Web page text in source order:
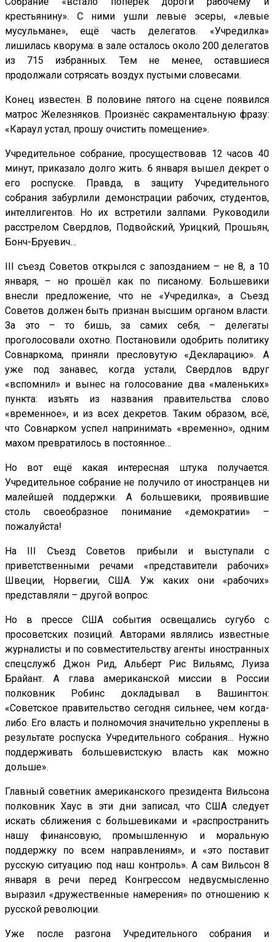
крестьянину». С ними ушли левые эсеры, «левые
мусульмане», ещё часть делегатов. «Учредилка»
лишилась кворума: в зале осталось около 200 делегатов
из 715 избранных. Тем не менее, оставшиеся
продолжали сотрясать воздух пустыми словесами.
Конец известен. В половине пятого на сцене появился
матрос Железняков. Произнёс сакраментальную фразу:
«Караул устал, прошу очистить помещение».
Учредительное собрание, просуществовав 12 часов 40
минут, приказало долго жить. 6 января вышел декрет о
его роспуске. Правда, в защиту Учредительного
собрания забурлили демонстрации рабочих, студентов,
интеллигентов. Но их встретили залпами. Руководили
расстрелом Свердлов, Подвойский, Урицкий, Прошьян,
Бонч-Бруевич…
III съезд Советов открылся с запозданием – не 8, а 10
января, – но прошёл как по писаному. Большевики
внесли предложение, что не «Учредилка», а Съезд
Советов должен быть признан высшим органом власти.
За это – то бишь, за самих себя, – делегаты
проголосовали охотно. Постановили одобрить политику
Совнаркома, приняли пресловутую «Декларацию». А
уже под занавес, когда устали, Свердлов вдруг
«вспомнил» и вынес на голосование два «маленьких»
пункта: изъять из названия правительства слово
«временное», и из всех декретов. Таким образом, всё,
что Совнарком успел напринимать «временно», одним
махом превратилось в постоянное…
Но вот ещё какая интересная штука получается.
Учредительное собрание не получило от иностранцев ни
малейшей поддержки. А большевики, проявившие
столь своеобразное понимание «демократии» –
пожалуйста!
На III Съезд Советов прибыли и выступали с
приветственными речами «представители рабочих»
Швеции, Норвегии, США. Уж каких они «рабочих»
представляли – другой вопрос.
Но в прессе США события освещались сугубо с
просоветских позиций. Авторами являлись известные
журналисты и по совместительству агенты иностранных
спецслужб Джон Рид, Альберт Рис Вильямс, Луиза
Брайант. А глава американской миссии в России
полковник Робинс докладывал в Вашингтон:
«Советское правительство сегодня сильнее, чем когда-
либо. Его власть и полномочия значительно укреплены в
результате роспуска Учредительного собрания… Нужно
поддерживать большевистскую власть как можно
дольше».
Главный советник американского президента Вильсона
полковник Хаус в эти дни записал, что США следует
искать сближения с большевиками и «распространить
нашу финансовую, промышленную и моральную
поддержку по всем направлениям», и «это поставит
русскую ситуацию под наш контроль». А сам Вильсон 8
января в речи перед Конгрессом недвусмысленно
выразил «дружественные намерения» по отношению к
русской революции.
Уже после разгона Учредительного собрания и